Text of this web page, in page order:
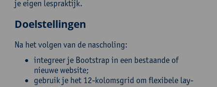
je eigen lespraktijk.
Doelstellingen
Na het volgen van de nascholing:
integreer je Bootstrap in een bestaande of
nieuwe website;
gebruik je het 12-kolomsgrid om flexibele lay-